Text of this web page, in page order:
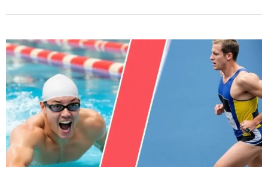
Kilometrin
uinti
vs.
juoksu
–
kuinka
ne
vertautuvat
kalorinkulutuksessa?